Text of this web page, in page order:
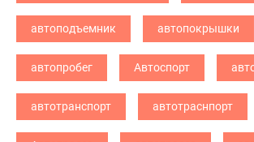
автоподъемник автопокрышки
автопробег Автоспорт
автотранспорт автотраснпорт